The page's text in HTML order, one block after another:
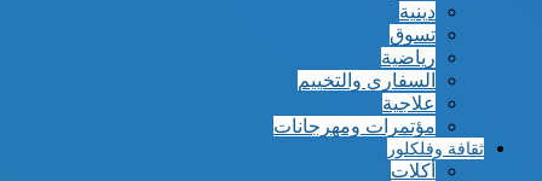
دينية
تسوق
رياضية
السفاري والتخييم
علاجية
مؤتمرات ومهرجانات
ثقافة وفلكلور
أكلات